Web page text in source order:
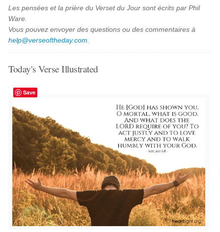
Les pensées et la prière du Verset du Jour sont écrits par Phil
Ware.
Vous pouvez envoyer des questions ou des commentaires à
help@verseoftheday.com
Today's Verse Illustrated
Save